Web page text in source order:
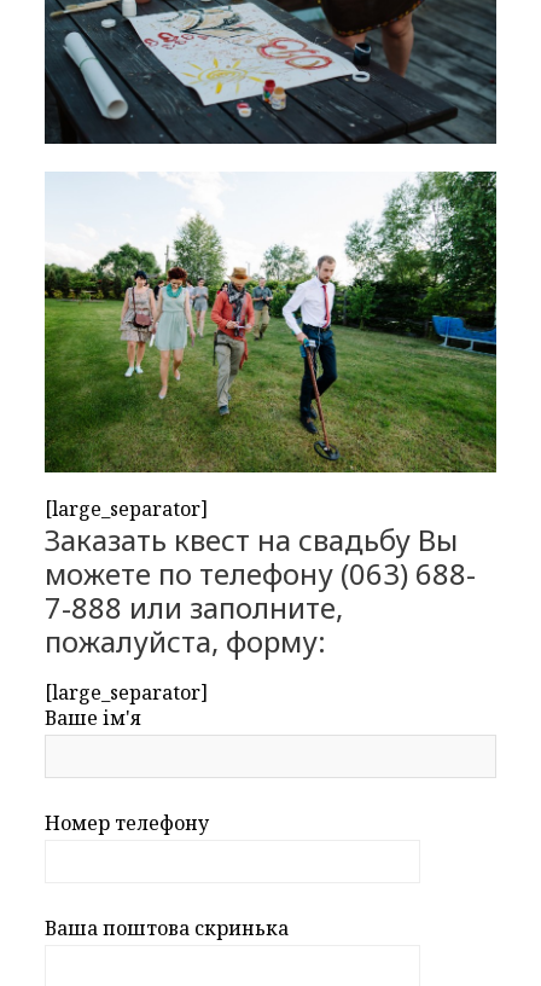
[large_separator]
Заказать квест на свадьбу Вы
можете по телефону (063) 688-
7-888 или заполните,
пожалуйста, форму:
[large_separator]
Ваше ім'я
Номер телефону
Ваша поштова скринька